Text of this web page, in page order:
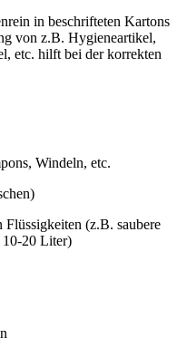
in beschrifteten Kartons
von z.B. Hygieneartikel,
etc. hilft bei der korrekten
Windeln, etc.
(z.B. saubere
10-20 Liter)